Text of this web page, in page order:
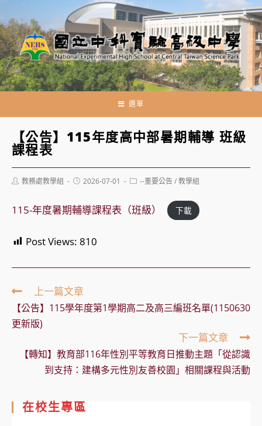
轉
至
主
要
內
選單
【公告】115年度高中部暑期輔導 班級
課程表
Post教務處教學組
Post2026-07-01
Post--重要公告/教學組
115-年度暑期輔導課程表（班級） 下載
Post Views: 810
Read
more
articles
上一篇文章
【公告】115學年度第1學期高二及高三編班名單(1150630
更新版)
下一篇文章
【轉知】教育部116年性別平等教育日推動主題「從認識
到支持：建構多元性別友善校園」相關課程與活動
在校生專區